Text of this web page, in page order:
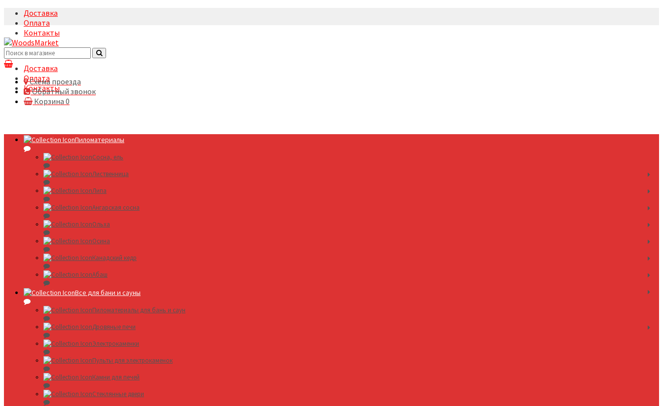
Доставка
Оплата
Контакты
+7(495)5322633
Доставка
Оплата
Контакты
Схема проезда
Обратный звонок
Корзина 0
Пиломатериалы
Сосна, ель
Лиственница
Липа
Ангарская сосна
Ольха
Осина
Канадский кедр
Абаш
Все для бани и сауны
Пиломатериалы для бань и саун
Дровяные печи
Электрокаменки
Пульты для электрокаменок
Камни для печей
Стеклянные двери